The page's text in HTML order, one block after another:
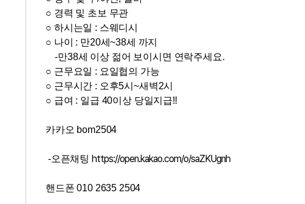
○ 경력 및 초보 무관
○ 하시는일 : 스웨디시
○ 나이 : 만20세~38세 까지
-만38세 이상 젊어 보이시면 연락주세요.
○ 근무요일 : 요일협의 가능
○ 근무시간 : 오후5시~새벽2시
○ 급여 : 일급 40이상 당일지급‼
카카오 bom2504
-오픈채팅 https://open.kakao.com/o/saZKUgnh
핸드폰 010 2635 2504